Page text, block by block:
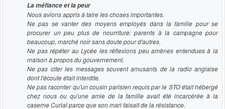
La méfiance et la peur
Nous avions appris à taire les choses importantes.
Ne pas se vanter des moyens employés dans la famille pour se
procurer un peu plus de nourriture: parents à la campagne pour
beaucoup, marché noir sans doute pour d'autres.
Ne pas répéter au Lycée les réflexions peu amènes entendues à la
maison à propos du gouvernement.
Ne pas citer les messages souvent amusants de la radio anglaise
dont l'écoute était interdite.
Ne pas raconter qu'un cousin parisien requis par le STO était hébergé
chez nous ou qu'une amie de la famille avait été incarcérée à la
caserne Curial parce que son mari faisait de la résistance.